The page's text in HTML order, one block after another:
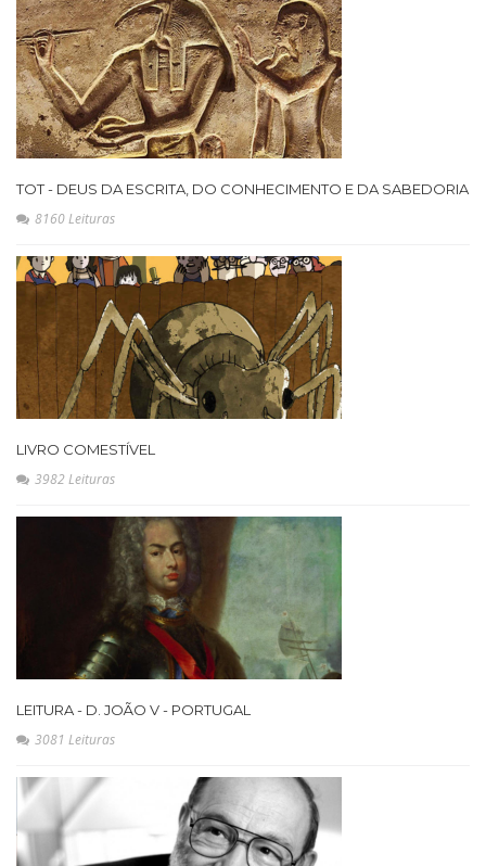
TOT - DEUS DA ESCRITA, DO CONHECIMENTO E DA SABEDORIA
8160 Leituras
LIVRO COMESTÍVEL
3982 Leituras
LEITURA - D. JOÃO V - PORTUGAL
3081 Leituras